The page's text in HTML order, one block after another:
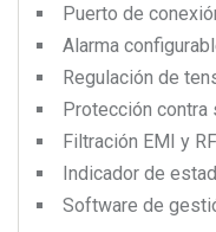
Puerto de
Alarma
Regulación de
Protección contra
Filtración EMI y
Indicador de
Software de